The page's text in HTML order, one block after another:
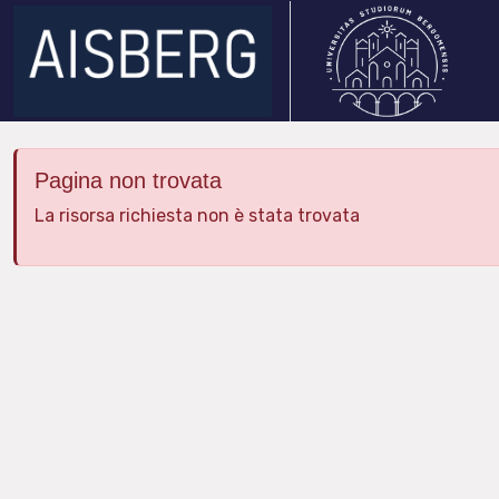
Pagina non trovata
La risorsa richiesta non è stata trovata